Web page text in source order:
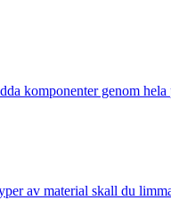
komponenter genom
av material skall du